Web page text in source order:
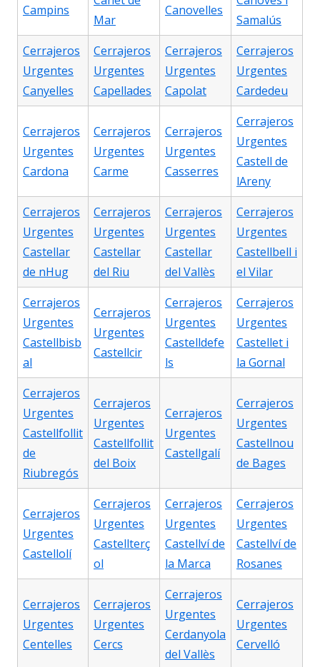
Campins
Mar
Canovelles
Samalús
Cerrajeros
Urgentes
Canyelles
Cerrajeros
Urgentes
Capellades
Cerrajeros
Urgentes
Capolat
Cerrajeros
Urgentes
Cardedeu
Cerrajeros
Urgentes
Cardona
Cerrajeros
Urgentes
Carme
Cerrajeros
Urgentes
Casserres
Cerrajeros
Urgentes
Castell de
lAreny
Cerrajeros
Urgentes
Castellar
de nHug
Cerrajeros
Urgentes
Castellar
del Riu
Cerrajeros
Urgentes
Castellar
del Vallès
Cerrajeros
Urgentes
Castellbell i
el Vilar
Cerrajeros
Urgentes
Castellbisb
al
Cerrajeros
Urgentes
Castellcir
Cerrajeros
Urgentes
Castelldefe
ls
Cerrajeros
Urgentes
Castellet i
la Gornal
Cerrajeros
Urgentes
Castellfollit
de
Riubregós
Cerrajeros
Urgentes
Castellfollit
del Boix
Cerrajeros
Urgentes
Castellgalí
Cerrajeros
Urgentes
Castellnou
de Bages
Cerrajeros
Urgentes
Castellolí
Cerrajeros
Urgentes
Castellterç
ol
Cerrajeros
Urgentes
Castellví de
la Marca
Cerrajeros
Urgentes
Castellví de
Rosanes
Cerrajeros
Urgentes
Centelles
Cerrajeros
Urgentes
Cercs
Cerrajeros
Urgentes
Cerdanyola
del Vallès
Cerrajeros
Urgentes
Cervelló